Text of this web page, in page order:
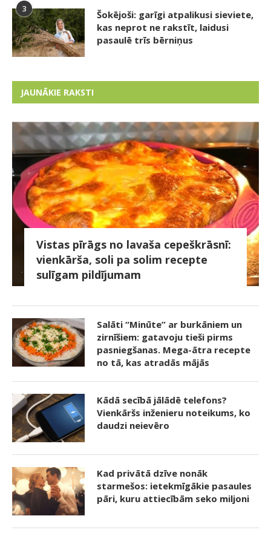
3
Šokējoši: garīgi atpalikusi sieviete,
kas neprot ne rakstīt, laidusi
pasaulē trīs bērniņus
JAUNĀKIE RAKSTI
Vistas pīrāgs no lavaša cepeškrāsnī:
vienkārša, soli pa solim recepte
sulīgam pildījumam
Salāti “Minūte” ar burkāniem un
zirnīšiem: gatavoju tieši pirms
pasniegšanas. Mega-ātra recepte
no tā, kas atradās mājās
Kādā secībā jālādē telefons?
Vienkāršs inženieru noteikums, ko
daudzi neievēro
Kad privātā dzīve nonāk
starmešos: ietekmīgākie pasaules
pāri, kuru attiecībām seko miljoni